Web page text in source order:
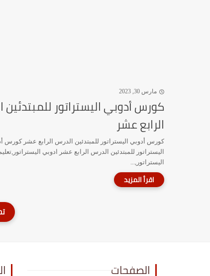
مارس 30, 2023
كورس أدوبي اليستراتور
الرابع عشر
كورس أدوبي اليستراتور للمبتدئين الدرس الرابع عشر كورس
اليستراتور للمبتدئين الدرس الرابع عشر ادوبي
اليستراتور,...
الصفحات